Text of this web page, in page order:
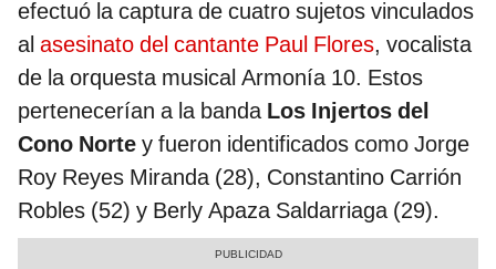
efectuó la captura de cuatro sujetos vinculados
al asesinato del cantante Paul Flores, vocalista
de la orquesta musical Armonía 10. Estos
pertenecerían a la bandaLos Injertos del
Cono Norte y fueron identificados como Jorge
Roy Reyes Miranda (28), Constantino Carrión
Robles (52) y Berly Apaza Saldarriaga (29).